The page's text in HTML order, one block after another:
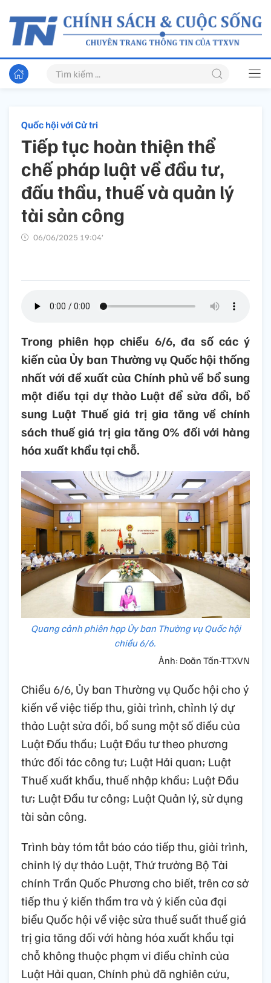
Quốc hội với Cử tri
Tiếp tục hoàn thiện thể
chế pháp luật về đầu tư,
đấu thầu, thuế và quản lý
tài sản công
06/06/2025 19:04’
Trong phiên họp chiều 6/6, đa số các ý
kiến của Ủy ban Thường vụ Quốc hội thống
nhất với đề xuất của Chính phủ về bổ sung
một điều tại dự thảo Luật để sửa đổi, bổ
sung Luật Thuế giá trị gia tăng về chính
sách thuế giá trị gia tăng 0% đối với hàng
hóa xuất khẩu tại chỗ.
Quang cảnh phiên họp Ủy ban Thường vụ Quốc hội
chiều 6/6.
Ảnh: Doãn Tấn-TTXVN
Chiều 6/6, Ủy ban Thường vụ Quốc hội cho ý
kiến về việc tiếp thu, giải trình, chỉnh lý dự
thảo Luật sửa đổi, bổ sung một số điều của
Luật Đấu thầu; Luật Đầu tư theo phương
thức đối tác công tư; Luật Hải quan; Luật
Thuế xuất khẩu, thuế nhập khẩu; Luật Đầu
tư; Luật Đầu tư công; Luật Quản lý, sử dụng
tài sản công.
Trình bày tóm tắt báo cáo tiếp thu, giải trình,
chỉnh lý dự thảo Luật, Thứ trưởng Bộ Tài
chính Trần Quốc Phương cho biết, trên cơ sở
tiếp thu ý kiến thẩm tra và ý kiến của đại
biểu Quốc hội về việc sửa thuế suất thuế giá
trị gia tăng đối với hàng hóa xuất khẩu tại
chỗ không thuộc phạm vi điều chỉnh của
Luật Hải quan, Chính phủ đã nghiên cứu,